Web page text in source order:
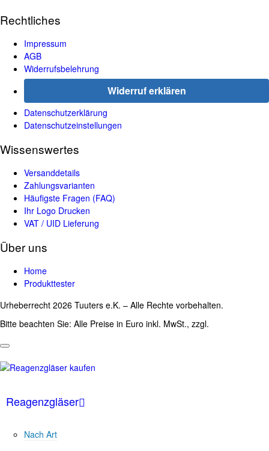
Rechtliches
Impressum
AGB
Widerrufsbelehrung
Widerruf erklären
Datenschutzerklärung
Datenschutzeinstellungen
Wissenswertes
Versanddetails
Zahlungsvarianten
Häufigste Fragen (FAQ)
Ihr Logo Drucken
VAT / UID Lieferung
Über uns
Home
Produkttester
Urheberrecht 2026 Tuuters e.K. – Alle Rechte vorbehalten.
Bitte beachten Sie: Alle Preise in Euro inkl. MwSt., zzgl.
Reagenzgläser
Nach Art